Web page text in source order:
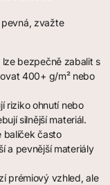
zvažte
bezpečně zabalit s
400+ g/m² nebo
riziko ohnutí nebo
silnější materiál.
balíček často
a pevnější materiály
prémiový vzhled, ale